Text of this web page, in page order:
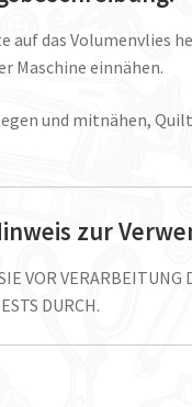
auf das Volumenvlies
Maschine einnähen.
und mitnähen,
zur
VOR VERARBEITUNG
DURCH.